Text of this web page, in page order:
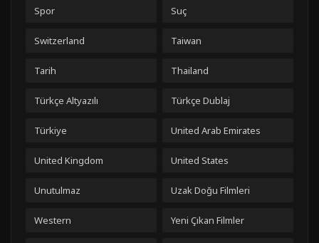
Spor Suç
Switzerland Taiwan
Tarih Thailand
Türkçe Altyazılı Türkçe Dublaj
Türkiye United Arab Emirates
United Kingdom United States
Unutulmaz Uzak Doğu Filmleri
Western Yeni Çıkan Filmler